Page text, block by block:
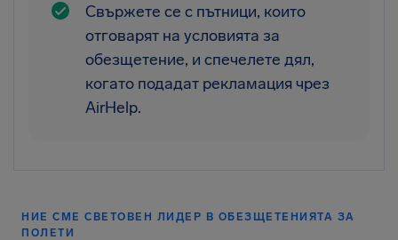
Свържете се с пътници, които
отговарят на условията за
обезщетение, и спечелете дял,
когато подадат рекламация чрез
AirHelp.
НИЕ СМЕ СВЕТОВЕН ЛИДЕР В ОБЕЗЩЕТЕНИЯТА ЗА
ПОЛЕТИ